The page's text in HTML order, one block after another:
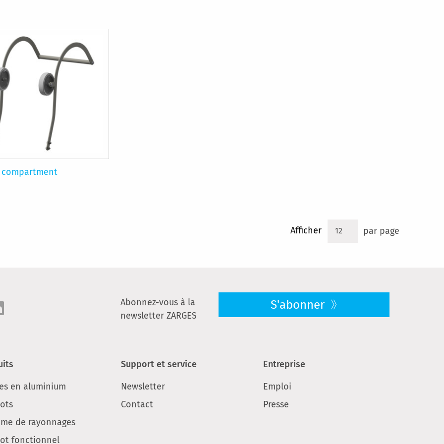
compartment
Afficher par page
Abonnez-vous à la
newsletter ZARGES
S'abonner
en aluminium
de rayonnages
fonctionnel
Support et service
Newsletter
Contact
Entreprise
Emploi
Presse